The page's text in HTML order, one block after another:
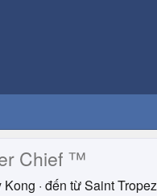
Chief ™
Kong · đến từSaint Tropez